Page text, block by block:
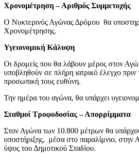
Χρονοµέτρηση – Αριθµός Συµµετοχής
Ο Νυκτερινός Αγώνας Δρόμου θα
Χρονομέτρησης.
Υγειονοµική Κάλυψη
Οι δρομείς που θα λάβουν μέρος στον
υποβληθούν σε πλήρη ιατρικό έλεγχο
προσωπική τους ευθύνη.
Την ημέρα του αγώνα, θα υπάρχει
Σταθµοί Τροφοδοσίας – Απορρίµµατα
Στον Αγώνα των 10.800 μέτρων θα
υποστήριξης, μέσα στο παραλίμνιο, στην
ύψος του Δημοτικού Σταδίου.